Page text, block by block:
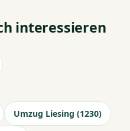
interessieren
Umzug Liesing (1230)